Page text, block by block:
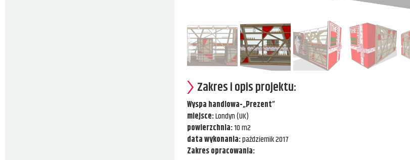
Zakres i opis projektu:
Wyspa handlowa-„Prezent”
miejsce:Londyn (UK)
powierzchnia:10 m2
data wykonania:październik 2017
Zakres opracowania: